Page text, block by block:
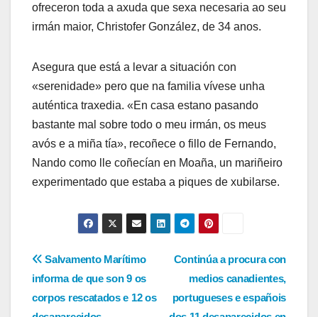
ofreceron toda a axuda que sexa necesaria ao seu
irmán maior, Christofer González, de 34 anos.
Asegura que está a levar a situación con
«serenidade» pero que na familia vívese unha
auténtica traxedia. «En casa estano pasando
bastante mal sobre todo o meu irmán, os meus
avós e a miña tía», recoñece o fillo de Fernando,
Nando como lle coñecían en Moaña, un mariñeiro
experimentado que estaba a piques de xubilarse.
Navegación
de
Continúa a procura con
medios canadientes,
portugueses e españois
Salvamento Marítimo
informa de que son 9 os
corpos rescatados e 12 os